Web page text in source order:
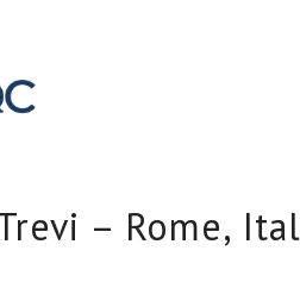
– Rome,